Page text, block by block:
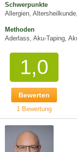
Schwerpunkte
Allergien,
Methoden
Aderlass, Aku-Taping,
1,0
Bewerten
1 Bewertung